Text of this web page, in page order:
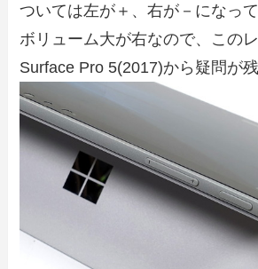
ついては左が＋、右が－になっ
ボリューム大が右なので、この
Surface Pro 5(2017)から疑問が残